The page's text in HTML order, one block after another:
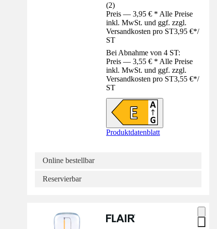
(2)
Preis — 3,95 € * Alle Preise
inkl. MwSt. und ggf. zzgl.
Versandkosten pro ST3,95 €*/
ST
Bei Abnahme von 4 ST:
Preis — 3,55 € * Alle Preise
inkl. MwSt. und ggf. zzgl.
Versandkosten pro ST3,55 €*/
ST
Produktdatenblatt
Online bestellbar
Reservierbar